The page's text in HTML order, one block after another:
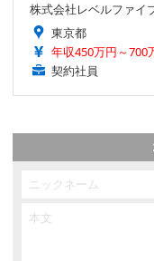
株式会社レベルファイ
東京都
年収450万円～700
契約社員